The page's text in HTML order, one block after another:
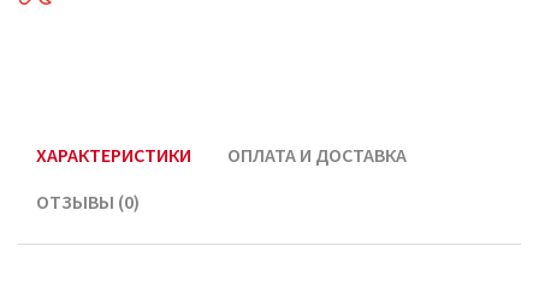
ХАРАКТЕРИСТИКИ
ОПЛАТА И ДОСТАВКА
ОТЗЫВЫ (0)